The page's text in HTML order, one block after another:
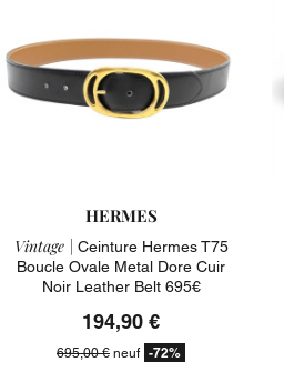
HERMES
Vintage | Ceinture Hermes T75
Boucle Ovale Metal Dore Cuir
Noir Leather Belt 695€
194,90 €
695,00 € neuf -72%